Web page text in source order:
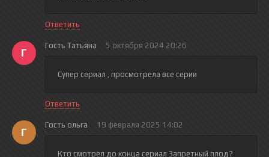
Ответить
Г
Гость Татьяна 5 октября 2024 20:26
Супер сериал , просмотрела все серии
Ответить
Г
Гость ольга 19 февраля 2025 14:02
Кто смотрел до конца сериал Запретный плод?